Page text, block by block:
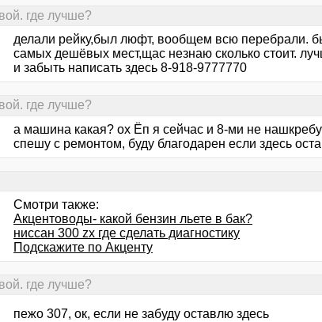
где лучше?
делали рейку,был люфт, вообщем всю перебрали.
самых дешёвых мест,щас незнаю сколько стоит.
и забыть написать здесь 8-918-9777770
где лучше?
а машина какая? ох Ёп я сейчас и 8-ми не
спешу с ремонтом, буду благодарен если здесь
Смотри также:
Акцентоводы- какой бензин льете в бак?
ниссан 300 zx где сделать диагностику
Подскажите по Акценту
где лучше?
пежо 307, ок, если не забуду оставлю здесь